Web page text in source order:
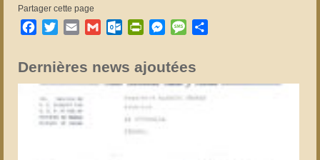
Partager cette page
Facebook
TwitterEmail GmailOutlook.com
PrintFriendly
Messenger
Message
Dernières news ajoutées